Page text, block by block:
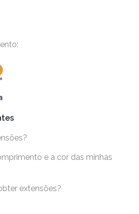
e a cor das minhas
extensões?